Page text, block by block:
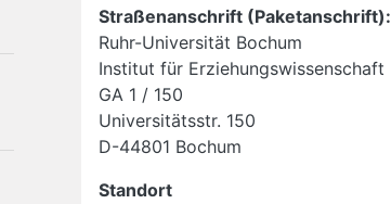
Straßenanschrift (Paketanschrift):
Ruhr-Universität Bochum
Institut für Erziehungswissenschaft
GA 1 / 150
Universitätsstr. 150
D-44801 Bochum
Standort